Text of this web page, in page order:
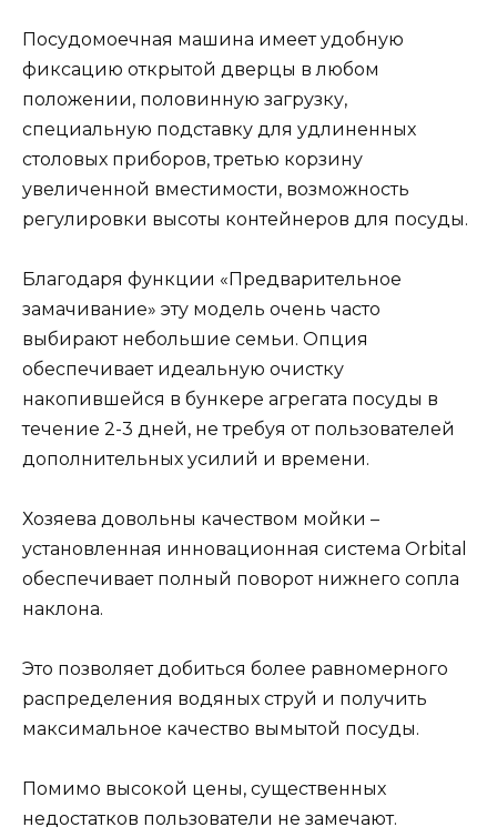
Посудомоечная машина имеет удобную
фиксацию открытой дверцы в любом
положении, половинную загрузку,
специальную подставку для удлиненных
столовых приборов, третью корзину
увеличенной вместимости, возможность
регулировки высоты контейнеров для посуды.
Благодаря функции «Предварительное
замачивание» эту модель очень часто
выбирают небольшие семьи. Опция
обеспечивает идеальную очистку
накопившейся в бункере агрегата посуды в
течение 2-3 дней, не требуя от пользователей
дополнительных усилий и времени.
Хозяева довольны качеством мойки –
установленная инновационная система Orbital
обеспечивает полный поворот нижнего сопла
наклона.
Это позволяет добиться более равномерного
распределения водяных струй и получить
максимальное качество вымытой посуды.
Помимо высокой цены, существенных
недостатков пользователи не замечают.